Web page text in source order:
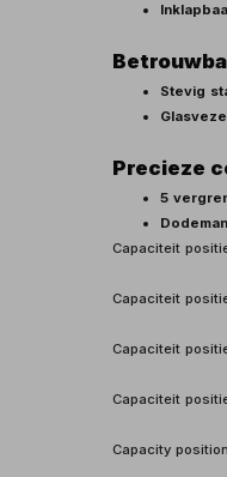
Stevig
Precieze
5
Capaciteit
Capaciteit
Capaciteit
Capaciteit
Capacity